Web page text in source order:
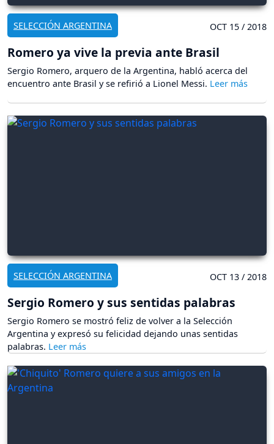
SELECCIÓN ARGENTINA OCT 15 / 2018
Romero ya vive la previa ante Brasil
Sergio Romero, arquero de la Argentina, habló acerca del
encuentro ante Brasil y se refirió a Lionel Messi.
SELECCIÓN ARGENTINA OCT 13 / 2018
Sergio Romero y sus sentidas palabras
Sergio Romero se mostró feliz de volver a la Selección
Argentina y expresó su felicidad dejando unas sentidas
palabras.